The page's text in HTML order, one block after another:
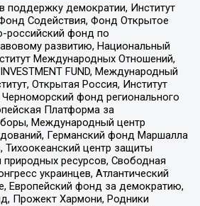
демократии, Институт
Содействия, Фонд Открытое
российский фонд по
развитию, Национальный
Международных Отношений,
INVESTMENT FUND, Международный
Открытая Россия, Институт
фонд регионального
Платформа за
Международный центр
Германский фонд Маршалла
центр защиты
ресурсов, Свободная
украинцев, Атлантический
Европейский фонд за демократию,
Прожект Хармони, Родники